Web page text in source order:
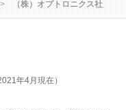
（株）オプトロニクス社
年4月現在）